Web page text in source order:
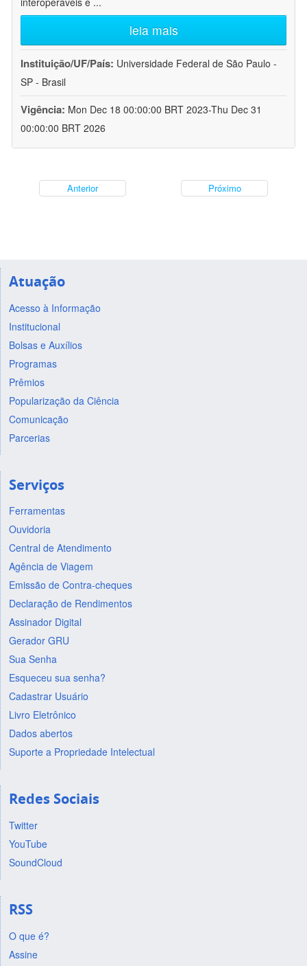
leia mais
Instituição/UF/País: Universidade Federal de São Paulo -
SP - Brasil
Vigência: Mon Dec 18 00:00:00 BRT 2023-Thu Dec 31
00:00:00 BRT 2026
Anterior Próximo
Atuação
Acesso à Informação
Institucional
Bolsas e Auxílios
Programas
Prêmios
Popularização da Ciência
Comunicação
Parcerias
Serviços
Ferramentas
Ouvidoria
Central de Atendimento
Agência de Viagem
Emissão de Contra-cheques
Declaração de Rendimentos
Assinador Digital
Gerador GRU
Sua Senha
Esqueceu sua senha?
Cadastrar Usuário
Livro Eletrônico
Dados abertos
Suporte a Propriedade Intelectual
Redes Sociais
Twitter
YouTube
SoundCloud
RSS
O que é?
Assine